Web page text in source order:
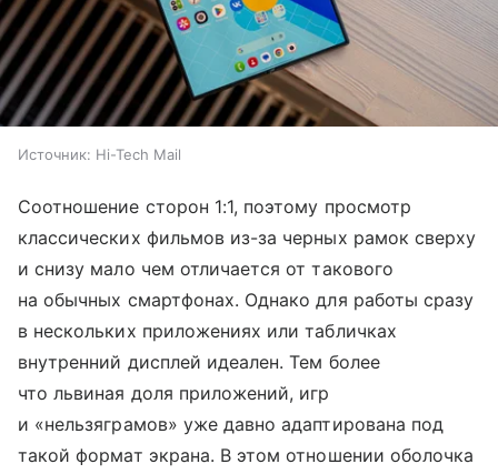
Источник: Hi-Tech Mail
Соотношение сторон 1:1, поэтому просмотр
классических фильмов из-за черных рамок сверху
и снизу мало чем отличается от такового
на обычных смартфонах. Однако для работы сразу
в нескольких приложениях или табличках
внутренний дисплей идеален. Тем более
что львиная доля приложений, игр
и «нельзяграмов» уже давно адаптирована под
такой формат экрана. В этом отношении оболочка